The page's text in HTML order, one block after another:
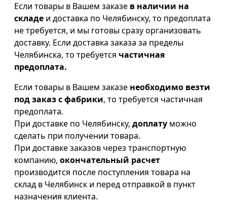
Если товары в Вашем заказе в наличии на
складе и доставка по Челябинску, то предоплата
не требуется, и мы готовы сразу организовать
доставку. Если доставка заказа за пределы
Челябинска, то требуется частичная
предоплата.
Если товары в Вашем заказе необходимо везти
под заказ с фабрики, то требуется частичная
предоплата.
При доставке по Челябинску, доплату можно
сделать при получении товара.
При доставке заказов через транспортную
компанию, окончательный расчет
производится после поступления товара на
склад в Челябинск и перед отправкой в пункт
назначения клиента.